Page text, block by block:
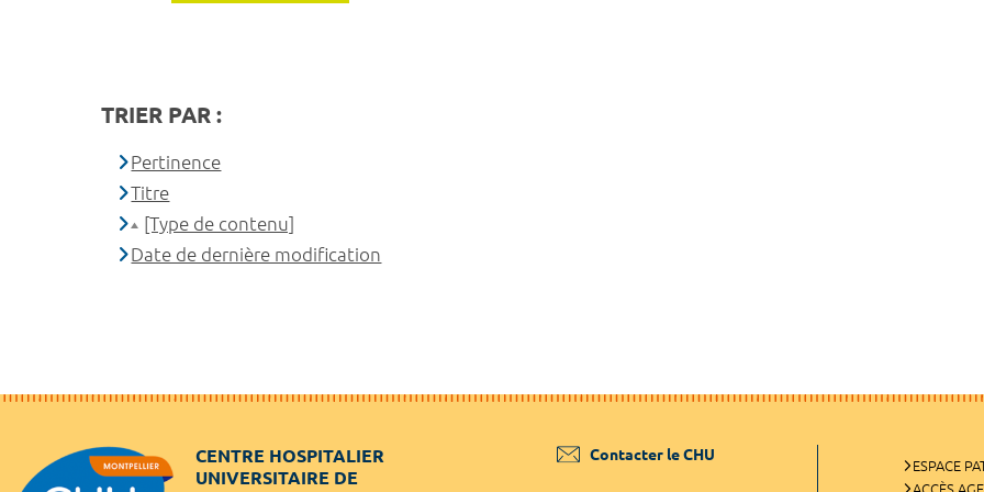
TRIER PAR :
Pertinence
Titre
[Type de contenu]
Date de dernière modification
CENTRE HOSPITALIER
UNIVERSITAIRE DE
Contacter le CHU
ESPACE
ACCÈS